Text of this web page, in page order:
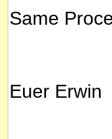
Same
Euer Erwin